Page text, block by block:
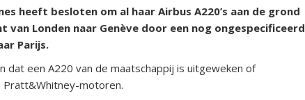
heeft besloten om al haar Airbus A220’s aan de grond
van Londen naar Genève door een nog ongespecificeerd
Parijs.
dat een A220 van de maatschappij is uitgeweken of
motoren.